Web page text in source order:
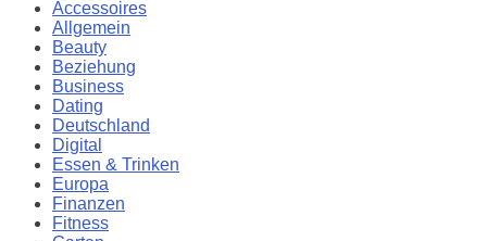
Accessoires
Allgemein
Beauty
Beziehung
Business
Dating
Deutschland
Digital
Essen & Trinken
Europa
Finanzen
Fitness